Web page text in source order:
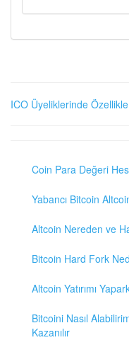
ICO Üyeliklerinde
Coin Para Değeri
Yabancı Bitcoin
Altcoin Nereden ve
Bitcoin Hard Fork
Altcoin Yatırımı
Bitcoini Nasıl
Kazanılır